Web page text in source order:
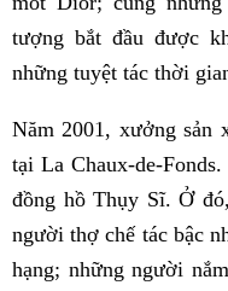
tượng bắt đầu được
những tuyệt tác thời
Năm 2001, xưởng sản
tại La Chaux-de-
đồng hồ Thụy Sĩ. Ở
người thợ chế tác bậc
hạng; những người